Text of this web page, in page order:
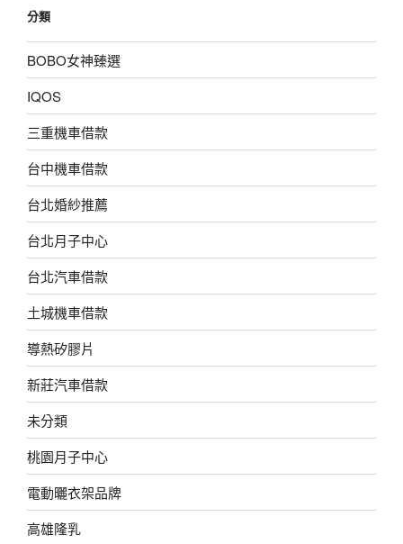
分類
BOBO女神臻選
IQOS
三重機車借款
台中機車借款
台北婚紗推薦
台北月子中心
台北汽車借款
土城機車借款
導熱矽膠片
新莊汽車借款
未分類
桃園月子中心
電動曬衣架品牌
高雄隆乳